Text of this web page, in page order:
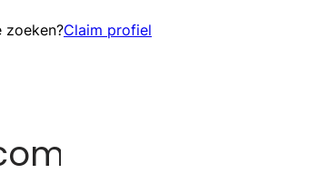
zoeken?Claim profiel